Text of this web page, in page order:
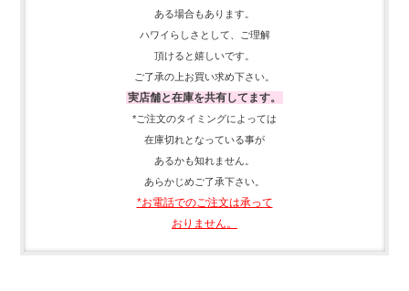
ある場合もあります。
ハワイらしさとして、
ご理解
頂ける と嬉しいです。
ご了承の上お買い求め下さい。
実店舗と在庫を共有してます。
*ご注文のタイミングによっては
在庫切れとなっている事が
あるかも知れません。
あらかじめご了承下さい。
*お電話でのご注文は承って
おりません。